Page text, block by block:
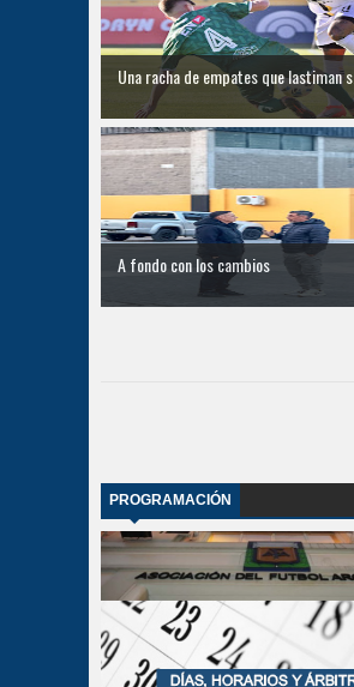
Una racha de empates que lastiman s...
A fondo con los cambios
PROGRAMACIÓN